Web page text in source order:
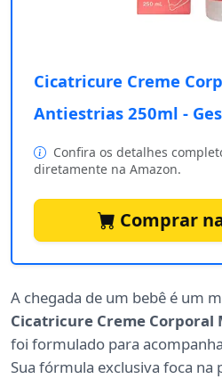
Cicatricure Creme
Antiestrias 250ml -
Confira os detalhes
diretamente na Amazon.
Comprar
A chegada de um bebê é um
Cicatricure Creme
foi formulado para
Sua fórmula exclusiva foca